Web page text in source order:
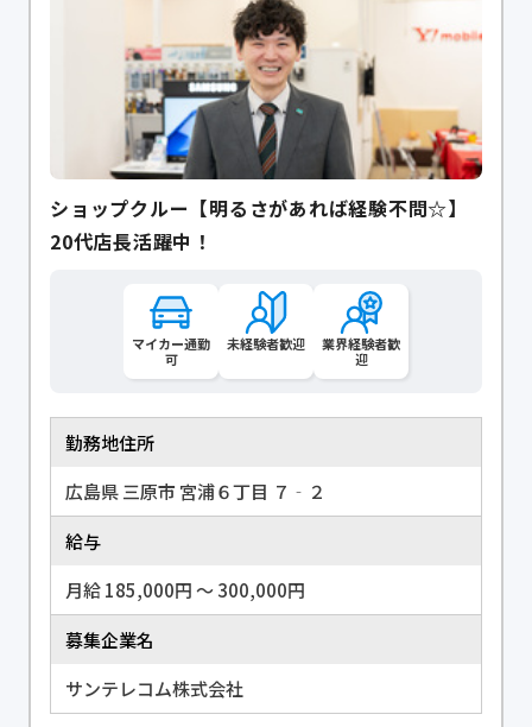
ショップクルー【明るさがあれば経験不問☆】
20代店長活躍中！
マイカー通勤
可
未経験者歓迎
業界経験者歓
迎
勤務地住所
広島県 三原市 宮浦６丁目 ７‐２
給与
月給 185,000円 〜 300,000円
募集企業名
サンテレコム株式会社